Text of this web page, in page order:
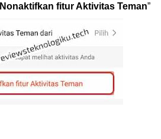
Nonaktifkan fitur Aktivitas Teman”